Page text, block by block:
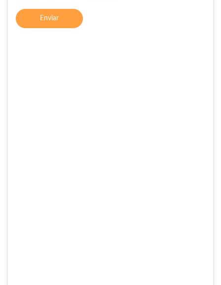
Enviar